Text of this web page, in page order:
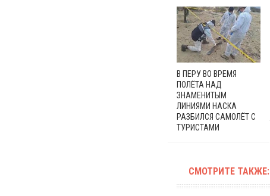
В ПЕРУ ВО ВРЕМЯ
ПОЛЁТА НАД
ЗНАМЕНИТЫМ
ЛИНИЯМИ НАСКА
РАЗБИЛСЯ САМОЛЁТ С
ТУРИСТАМИ
СМОТРИТЕ ТАКЖЕ: